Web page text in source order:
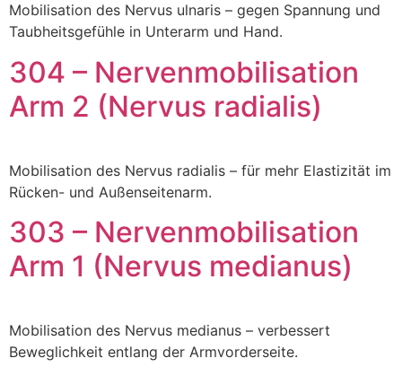
Mobilisation des Nervus ulnaris – gegen Spannung und
Taubheitsgefühle in Unterarm und Hand.
304 – Nervenmobilisation
Arm 2 (Nervus radialis)
Mobilisation des Nervus radialis – für mehr Elastizität im
Rücken- und Außenseitenarm.
303 – Nervenmobilisation
Arm 1 (Nervus medianus)
Mobilisation des Nervus medianus – verbessert
Beweglichkeit entlang der Armvorderseite.